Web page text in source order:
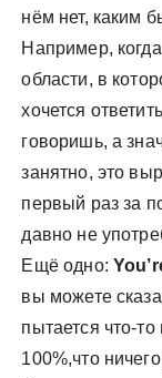
нём нет, каким
Например,
области, в
хочется ответить
говоришь, а
занятно, это
первый раз за
давно не
Ещё одно:
вы можете
пытается что-
100%,что